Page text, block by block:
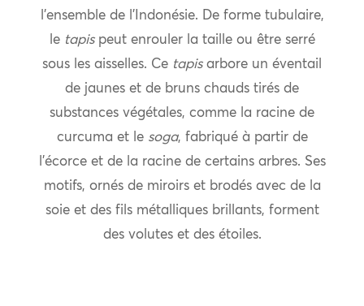
l’ensemble de l’Indonésie. De forme tubulaire,
le tapispeut enrouler la taille ou être serré
sous les aisselles. Ce tapisarbore un éventail
de jaunes et de bruns chauds tirés de
substances végétales, comme la racine de
curcuma et le soga, fabriqué à partir de
l’écorce et de la racine de certains arbres. Ses
motifs, ornés de miroirs et brodés avec de la
soie et des fils métalliques brillants, forment
des volutes et des étoiles.